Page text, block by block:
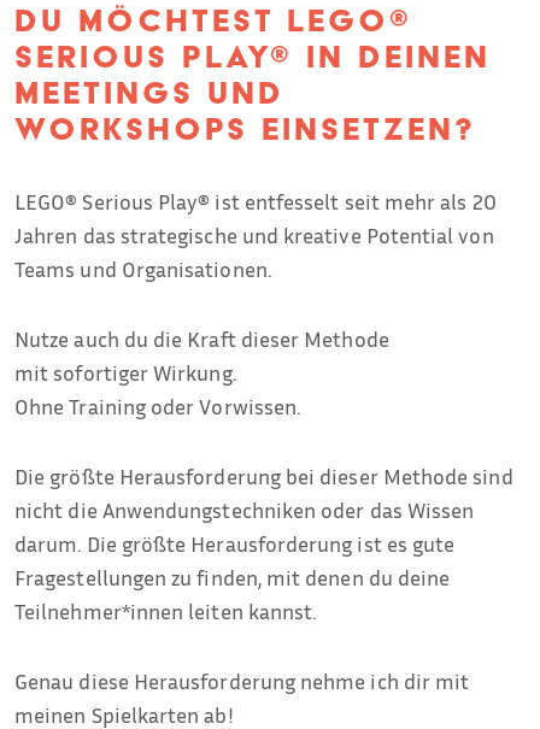
DU MÖCHTEST LEGO®
SERIOUS PLAY® IN DEINEN
MEETINGS UND
WORKSHOPS EINSETZEN?
LEGO® Serious Play® ist entfesselt seit mehr als 20
Jahren das strategische und kreative Potential von
Teams und Organisationen.
Nutze auch du die Kraft dieser Methode
mit sofortiger Wirkung.
Ohne Training oder Vorwissen.
Die größte Herausforderung bei dieser Methode sind
nicht die Anwendungstechniken oder das Wissen
darum. Die größte Herausforderung ist es gute
Fragestellungen zu finden, mit denen du deine
Teilnehmer*innen leiten kannst.
Genau diese Herausforderung nehme ich dir mit
meinen Spielkarten ab!